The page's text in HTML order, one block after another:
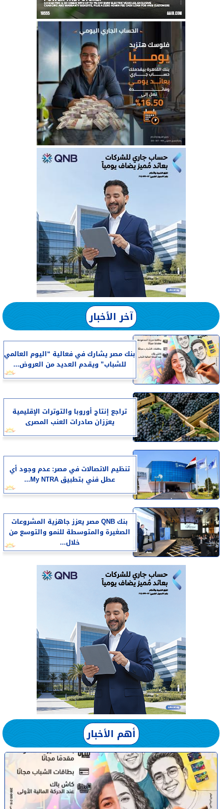
آخر الأخبار
بنك مصر يشارك في فعالية “اليوم العالمي
للشباب” ويقدم العديد من العروض...
تراجع إنتاج أوروبا والتوترات الإقليمية
يعززان صادرات العنب المصرى
تنظيم الاتصالات في مصر: عدم وجود أي
عطل فني بتطبيق My NTRA...
بنك QNB مصر يعزز جاهزية المشروعات
الصغيرة والمتوسطة للنمو والتوسع من
خلال...
أهم الأخبار